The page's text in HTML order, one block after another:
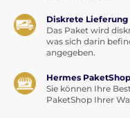
Diskrete Lieferung
Das Paket wird
was sich darin
angegeben.
Hermes PaketShop
Sie können Ihre
PaketShop Ihrer